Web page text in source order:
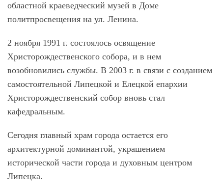
областной краеведческий музей в Доме
политпросвещения на ул. Ленина.
2 ноября 1991 г. состоялось освящение
Христорождественского собора, и в нем
возобновились службы. В 2003 г. в связи с созданием
самостоятельной Липецкой и Елецкой епархии
Христорождественский собор вновь стал
кафедральным.
Сегодня главный храм города остается его
архитектурной доминантой, украшением
исторической части города и духовным центром
Липецка.